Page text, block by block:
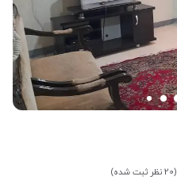
(20 نظر ثبت شده)